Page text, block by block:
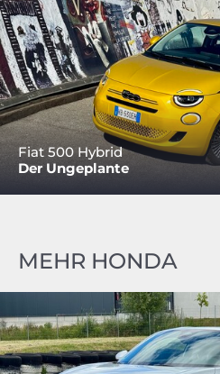
Fiat 500 Hybrid
Der Ungeplante
MEHR HONDA